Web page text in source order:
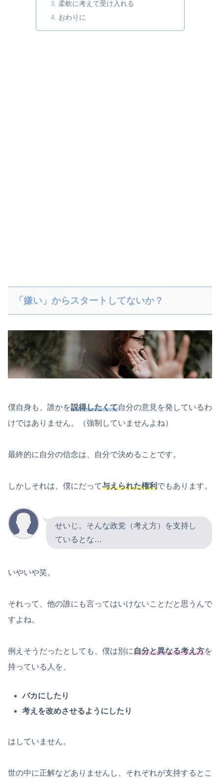
柔軟に考えて受け入れる
おわりに
「嫌い」からスタートしてないか？
僕自身も、誰かを説得したくて自分の意見を発しているわ
けではありません。（強制していませんよね）
最終的に自分の信念は、自分で決めることです。
しかしそれは、僕にだって与えられた権利でもあります。
せいじ。そんな政党（考え方）を支持し
ているとな…
いやいや笑。
それって、他の誰にも言ってはいけないことだと思うんで
すよね。
例えそうだったとしても、僕は別に自分と異なる考え方を
持っている人を、
バカにしたり
考えを改めさせるようにしたり
はしていません。
世の中に正解などありませんし、それぞれが支持するとこ